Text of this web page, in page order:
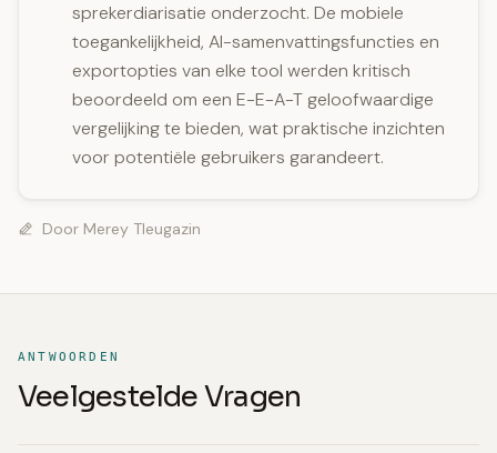
sprekerdiarisatie onderzocht. De mobiele
toegankelijkheid, AI-samenvattingsfuncties en
exportopties van elke tool werden kritisch
beoordeeld om een E-E-A-T geloofwaardige
vergelijking te bieden, wat praktische inzichten
voor potentiële gebruikers garandeert.
Door Merey Tleugazin
ANTWOORDEN
Veelgestelde Vragen